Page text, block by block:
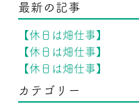
最新の記事
【休日は畑仕事】
【休日は畑仕事】
【休日は畑仕事】
カテゴリー